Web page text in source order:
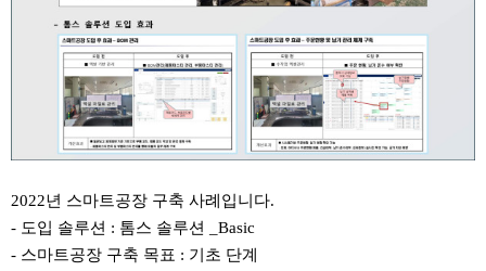
2022년 스마트공장 구축 사례입니다.
- 도입 솔루션 : 톰스 솔루션 _Basic
- 스마트공장 구축 목표 : 기초 단계